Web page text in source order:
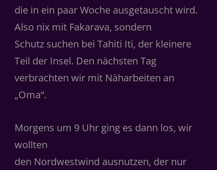
die in ein paar Woche ausgetauscht wird.
Also nix mit Fakarava, sondern
Schutz suchen bei Tahiti Iti, der kleinere
Teil der Insel. Den nächsten Tag
verbrachten wir mit Näharbeiten an
„Oma“.
Morgens um 9 Uhr ging es dann los, wir
wollten
den Nordwestwind ausnutzen, der nur